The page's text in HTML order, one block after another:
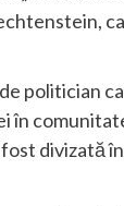
politician
divizată